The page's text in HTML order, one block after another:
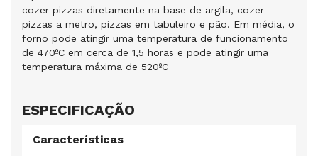
cozer pizzas diretamente na base de argila, cozer
pizzas a metro, pizzas em tabuleiro e pão. Em média, o
forno pode atingir uma temperatura de funcionamento
de 470ºC em cerca de 1,5 horas e pode atingir uma
temperatura máxima de 520ºC
ESPECIFICAÇÃO
Características